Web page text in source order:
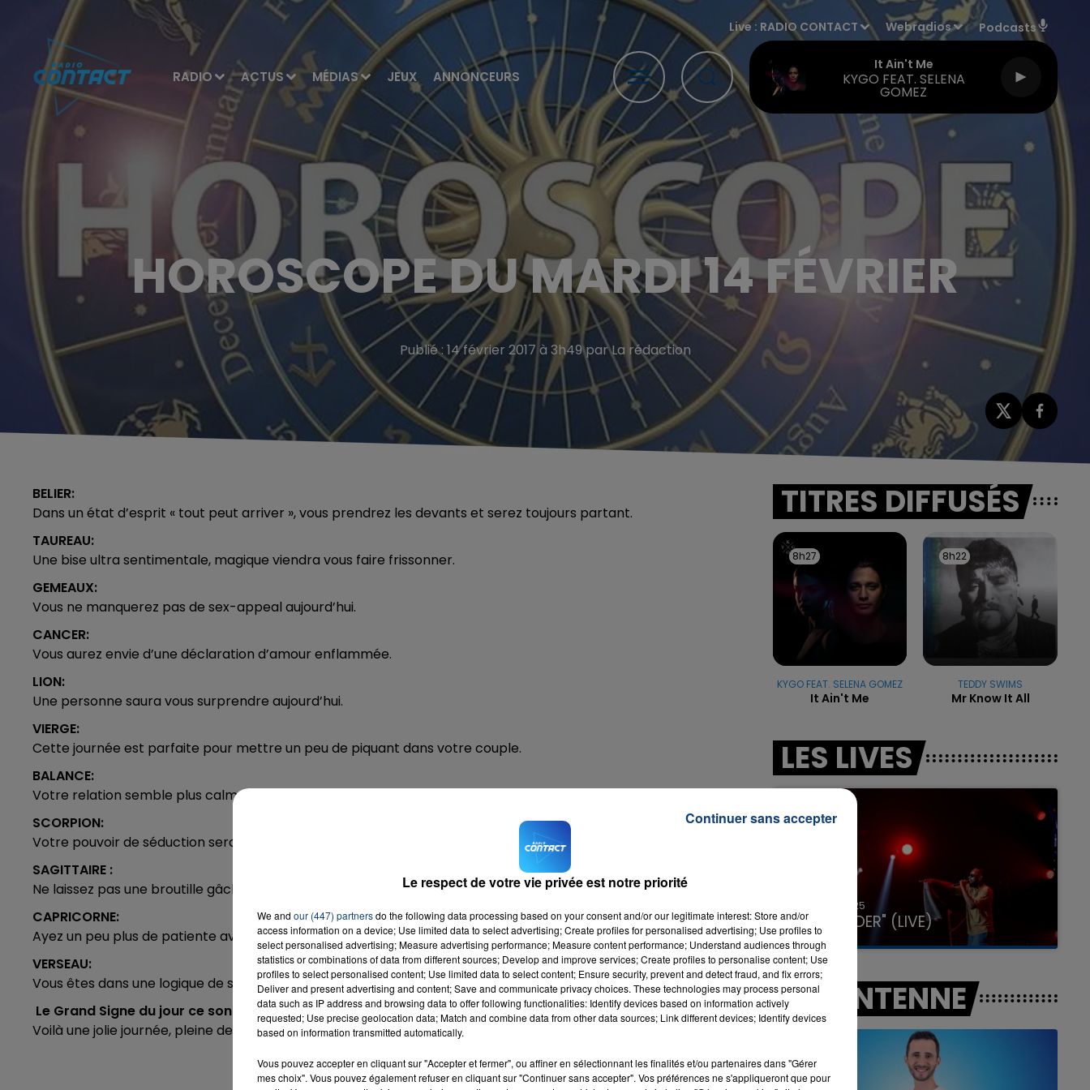
RADIO ACTUS MÉDIAS JEUX ANNONCEURS
Live : RADIO CONTACT Webradios Podcasts
It Ain't Me
KYGO FEAT. SELENA
GOMEZ
7h00 - 11h00
LA TEAM DE L'ÉTÉ
HOROSCOPE DU MARDI 14 FÉVRIER
Publié : 14 février 2017 à 3h49 par La rédaction
BELIER:
Dans un état d’esprit « tout peut arriver », vous prendrez les devants et serez toujours partant.
TAUREAU:
Une bise ultra sentimentale, magique viendra vous faire frissonner.
GEMEAUX:
Vous ne manquerez pas de sex-appeal aujourd’hui.
CANCER:
Vous aurez envie d’une déclaration d’amour enflammée.
LION:
Une personne saura vous surprendre aujourd’hui.
VIERGE:
Cette journée est parfaite pour mettre un peu de piquant dans votre couple.
BALANCE:
Votre relation semble plus calme et stable que dernièrement.
SCORPION:
Votre pouvoir de séduction sera au top.
SAGITTAIRE :
Ne laissez pas une broutille gâcher votre journée.
CAPRICORNE:
Ayez un peu plus de patiente avec votre partenaire.
VERSEAU:
Vous êtes dans une logique de séduction conquérante !
Le Grand Signe du jour ce sont lesPOISSON :
Voilà une jolie journée, pleine de beaux projets qui s’annoncent !
TITRES DIFFUSÉS
8h27
8h27
KYGO FEAT. SELENA GOMEZ
It Ain't Me
8h22
8h22
TEDDY SWIMS
Mr Know It All
LES LIVES
31 janvier 2025
GIMS "SPIDER" (LIVE)
A L'ANTENNE
Le respect de votre vie privée est notre priorité
We and our (447) partnersdo the following data processing based on your consent and/or our legitimate interest: Store and/or
access information on a device; Use limited data to select advertising; Create profiles for personalised advertising; Use profiles to
select personalised advertising; Measure advertising performance; Measure content performance; Understand audiences through
statistics or combinations of data from different sources; Develop and improve services; Create profiles to personalise content; Use
profiles to select personalised content; Use limited data to select content; Ensure security, prevent and detect fraud, and fix errors;
Deliver and present advertising and content; Save and communicate privacy choices. These technologies may process personal
data such as IP address and browsing data to offer following functionalities: Identify devices based on information actively
requested; Use precise geolocation data; Match and combine data from other data sources; Link different devices; Identify devices
based on information transmitted automatically.
Vous pouvez accepter en cliquant sur "Accepter et fermer", ou affiner en sélectionnant les finalités et/ou partenaires dans "Gérer
mes choix". Vous pouvez également refuser en cliquant sur "Continuer sans accepter". Vos préférences ne s'appliqueront que pour
Continuer sans accepter